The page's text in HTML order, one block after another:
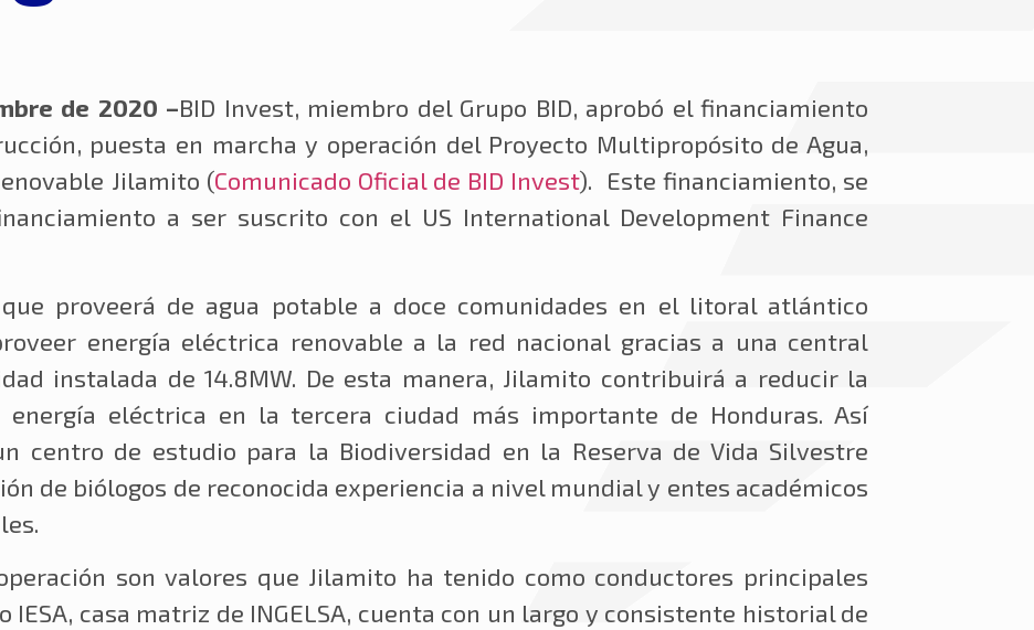
de 2020 –BID Invest, miembro del Grupo BID, aprobó el financiamiento
puesta en marcha y operación del Proyecto Multipropósito de Agua,
Jilamito (Comunicado Oficial de BID Invest).
Este financiamiento, se
a ser suscrito con el US International Development Finance
proveerá de agua potable a doce comunidades en el litoral atlántico
energía eléctrica renovable a la red nacional gracias a una central
instalada de 14.8MW. De esta manera, Jilamito contribuirá a reducir la
energía eléctrica en la tercera ciudad más importante de Honduras. Así
centro de estudio para la Biodiversidad en la Reserva de Vida Silvestre
de biólogos de reconocida experiencia a nivel mundial y entes académicos
son valores que Jilamito ha tenido como conductores principales
IESA, casa matriz de INGELSA, cuenta con un largo y consistente historial de